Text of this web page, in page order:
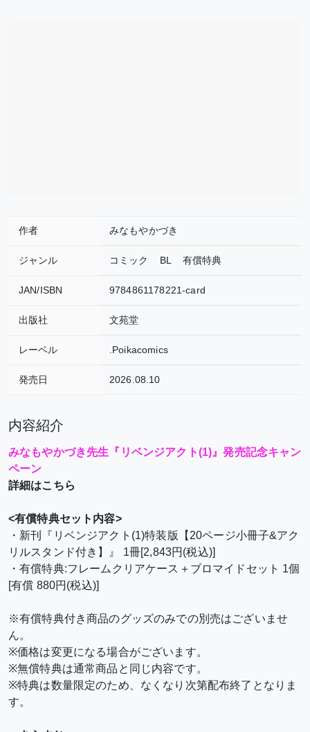
作者 みなもやかづき
ジャンル コミック BL 有償特典
JAN/ISBN 9784861178221-card
出版社 文苑堂
レーベル .Poikacomics
発売日 2026.08.10
内容紹介
みなもやかづき先生『リベンジアクト(1)』発売記念キャン
ペーン
詳細はこちら
<有償特典セット内容>
・新刊『リベンジアクト(1)特装版【20ページ小冊子&アク
リルスタンド付き】』 1冊[2,843円(税込)]
・有償特典:フレームクリアケース＋ブロマイドセット 1個
[有償 880円(税込)]
※有償特典付き商品のグッズのみでの別売はございませ
ん。
※価格は変更になる場合がございます。
※無償特典は通常商品と同じ内容です。
※特典は数量限定のため、なくなり次第配布終了となりま
す。